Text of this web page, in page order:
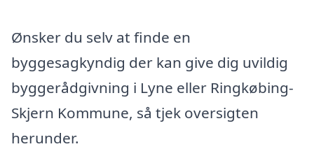
Ønsker du selv at finde en
byggesagkyndig der kan give dig uvildig
byggerådgivning i Lyne eller Ringkøbing-
Skjern Kommune, så tjek oversigten
herunder.